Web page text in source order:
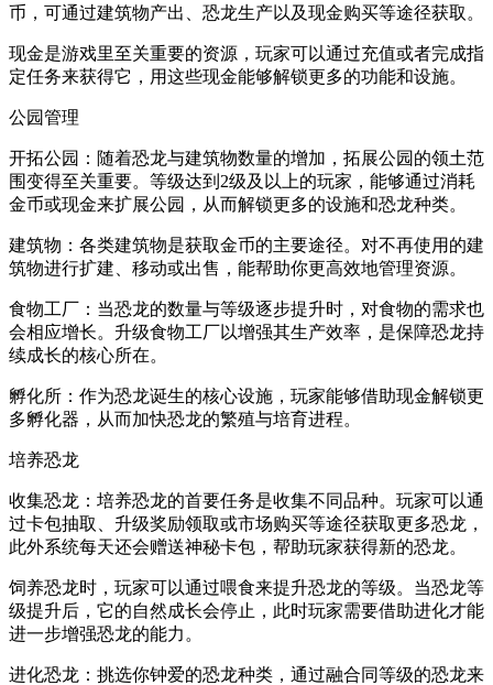
币，可通过建筑物产出、恐龙生产以及现金购买等途径获取。
现金是游戏里至关重要的资源，玩家可以通过充值或者完成指
定任务来获得它，用这些现金能够解锁更多的功能和设施。
公园管理
开拓公园：随着恐龙与建筑物数量的增加，拓展公园的领土范
围变得至关重要。等级达到2级及以上的玩家，能够通过消耗
金币或现金来扩展公园，从而解锁更多的设施和恐龙种类。
建筑物：各类建筑物是获取金币的主要途径。对不再使用的建
筑物进行扩建、移动或出售，能帮助你更高效地管理资源。
食物工厂：当恐龙的数量与等级逐步提升时，对食物的需求也
会相应增长。升级食物工厂以增强其生产效率，是保障恐龙持
续成长的核心所在。
孵化所：作为恐龙诞生的核心设施，玩家能够借助现金解锁更
多孵化器，从而加快恐龙的繁殖与培育进程。
培养恐龙
收集恐龙：培养恐龙的首要任务是收集不同品种。玩家可以通
过卡包抽取、升级奖励领取或市场购买等途径获取更多恐龙，
此外系统每天还会赠送神秘卡包，帮助玩家获得新的恐龙。
饲养恐龙时，玩家可以通过喂食来提升恐龙的等级。当恐龙等
级提升后，它的自然成长会停止，此时玩家需要借助进化才能
进一步增强恐龙的能力。
进化恐龙：挑选你钟爱的恐龙种类，通过融合同等级的恐龙来